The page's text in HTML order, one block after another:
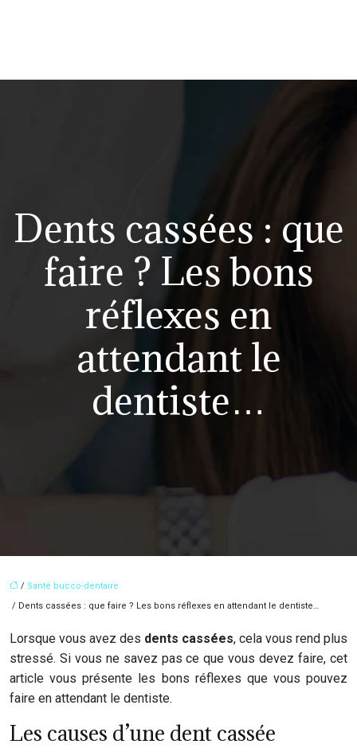
Dents cassées : que
faire ? Les bons
réflexes en
attendant le
dentiste…
/ Santé bucco-dentaire
/ Dents cassées : que faire ? Les bons réflexes en attendant le dentiste…
Lorsque vous avez des dents cassées, cela vous rend plus
stressé. Si vous ne savez pas ce que vous devez faire, cet
article vous présente les bons réflexes que vous pouvez
faire en attendant le dentiste.
Les causes d’une dent cassée